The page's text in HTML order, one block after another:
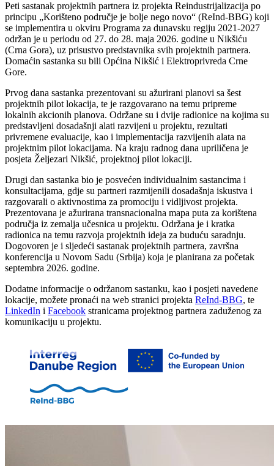
Peti sastanak projektnih partnera iz projekta Reindustrijalizacija po
principu „Korišteno područje je bolje nego novo“ (ReInd-BBG) koji
se implementira u okviru Programa za dunavsku regiju 2021-2027
održan je u periodu od 27. do 28. maja 2026. godine u Nikšiću
(Crna Gora), uz prisustvo predstavnika svih projektnih partnera.
Domaćin sastanka su bili Općina Nikšić i Elektroprivreda Crne
Gore.
Prvog dana sastanka prezentovani su ažurirani planovi sa šest
projektnih pilot lokacija, te je razgovarano na temu pripreme
lokalnih akcionih planova. Održane su i dvije radionice na kojima su
predstavljeni dosadašnji alati razvijeni u projektu, rezultati
privremene evaluacije, kao i implementacija razvijenih alata na
projektnim pilot lokacijama. Na kraju radnog dana upriličena je
posjeta Željezari Nikšić, projektnoj pilot lokaciji.
Drugi dan sastanka bio je posvećen individualnim sastancima i
konsultacijama, gdje su partneri razmijenili dosadašnja iskustva i
razgovarali o aktivnostima za promociju i vidljivost projekta.
Prezentovana je ažurirana transnacionalna mapa puta za korištena
područja iz zemalja učesnica u projektu. Održana je i kratka
radionica na temu razvoja projektnih ideja za buduću saradnju.
Dogovoren je i sljedeći sastanak projektnih partnera, završna
konferencija u Novom Sadu (Srbija) koja je planirana za početak
septembra 2026. godine.
Dodatne informacije o održanom sastanku, kao i posjeti navedene
lokacije, možete pronaći na web stranici projekta ReInd-BBG, te
LinkedIn i Facebook stranicama projektnog partnera zaduženog za
komunikaciju u projektu.